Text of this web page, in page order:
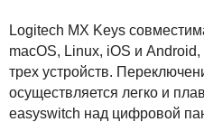
Logitech MX Keys
macOS, Linux, iOS и
трех устройств.
осуществляется легко и
easyswitch над цифровой